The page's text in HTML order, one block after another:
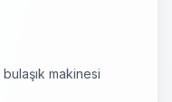
bulaşık makinesi